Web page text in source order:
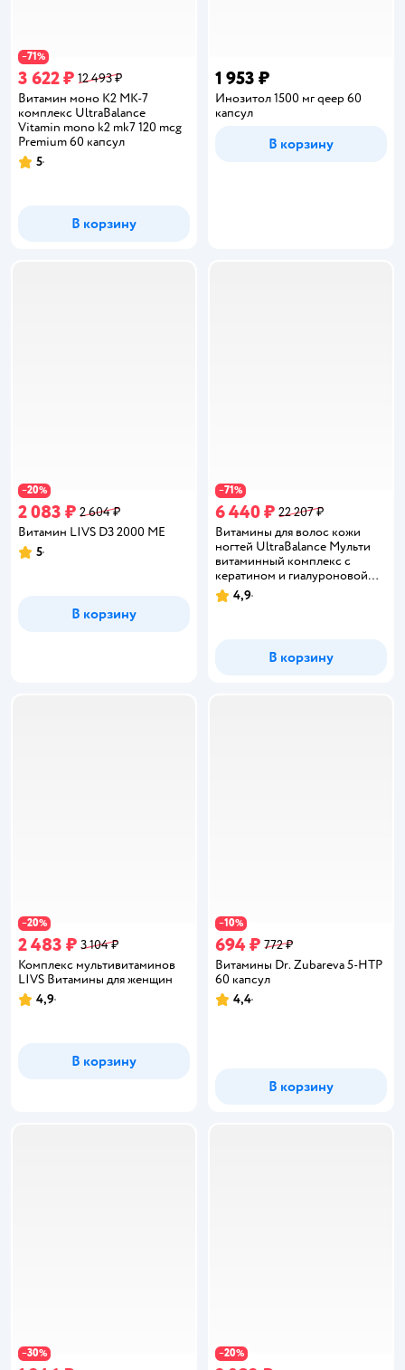
−71%
3 622 ₽ 12 493 ₽
Витамин моно К2 МК-7
комплекс UltraBalance
Vitamin mono k2 mk7 120 mcg
Premium 60 капсул
Рейтинг:
5
В корзину
1 953 ₽
Инозитол 1500 мг qeep 60
капсул
В корзину
−20%
2 083 ₽ 2 604 ₽
Витамин LIVS D3 2000 ME
Рейтинг:
5
В корзину
−71%
6 440 ₽ 22 207 ₽
Витамины для волос кожи
ногтей UltraBalance Мульти
витаминный комплекс с
кератином и гиалуроновой
кислотой 60 капсул
Рейтинг:
4,9
В корзину
−20%
2 483 ₽ 3 104 ₽
Комплекс мультивитаминов
LIVS Витамины для женщин
Рейтинг:
4,9
В корзину
−10%
694 ₽ 772 ₽
Витамины Dr. Zubareva 5-HTP
60 капсул
Рейтинг:
4,4
В корзину
−30% −20%